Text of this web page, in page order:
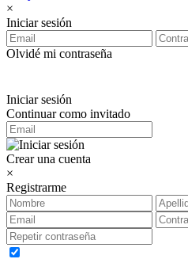
×
Iniciar sesión
Olvidé mi contraseña
Iniciar sesión
Continuar como invitado
Crear una cuenta
×
Registrarme